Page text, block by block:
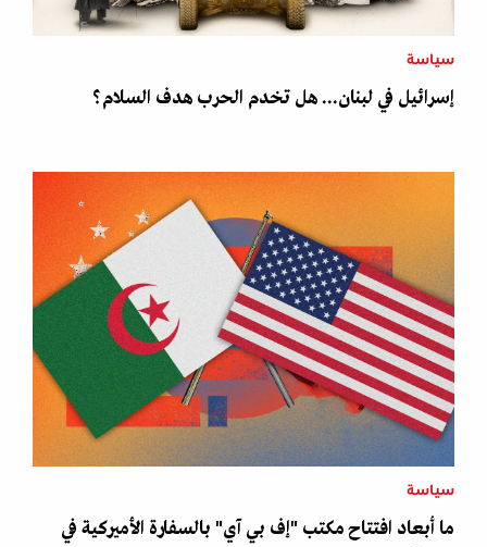
سياسة
إسرائيل في لبنان... هل تخدم الحرب هدف السلام؟
سياسة
ما أبعاد افتتاح مكتب "إف بي آي" بالسفارة الأميركية في